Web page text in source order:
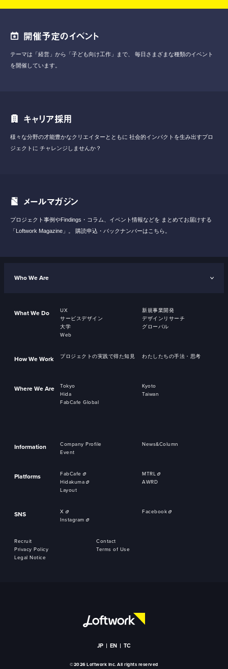
開催予定のイベント
テーマは「経営」から「子ども向け工作」まで、
毎日さまざまな種類のイベント
を開催しています。
キャリア採用
様々な分野の才能豊かなクリエイターとともに 社会的インパクトを生み出すプロ
ジェクトに チャレンジしませんか？
メールマガジン
プロジェクト事例やFindings・コラム、イベント情報などを まとめてお届けする
「Loftwork Magazine」。
購読申込・バックナンバーはこちら。
Who We Are
What We Do UX
新規事業開発
サービスデザイン
デザインリサーチ
大学
グローバル
Web
How We Work プロジェクトの実践で得た知見 わたしたちの手法・思考
Where We Are Tokyo
Kyoto
Hida
Taiwan
FabCafe Global
Information Company Profile
News&Column
Event
Platforms FabCafe
MTRL
Hidakuma
AWRD
Layout
SNS X
Facebook
Instagram
Recruit
Contact
Privacy Policy
Terms of Use
Legal Notice
JP EN TC
©2026 Loftwork Inc. All rights reserved